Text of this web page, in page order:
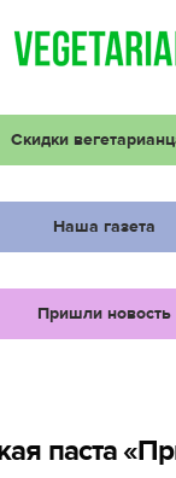
Скидки
Наша газета
Пришли новость
паста